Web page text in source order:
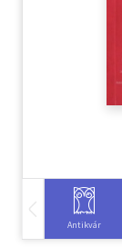
Antikvár